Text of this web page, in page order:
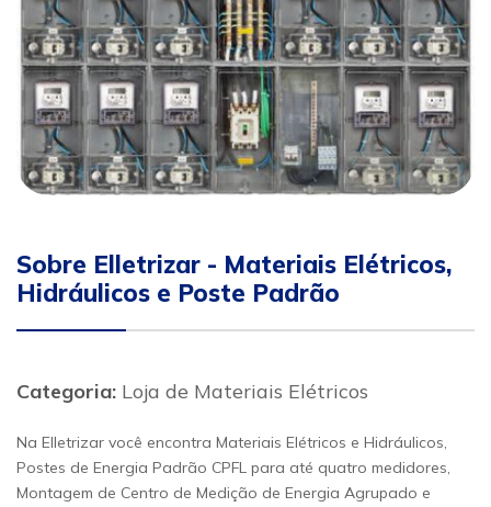
Sobre Elletrizar - Materiais Elétricos,
Hidráulicos e Poste Padrão
Categoria: Loja de Materiais Elétricos
Na Elletrizar você encontra Materiais Elétricos e Hidráulicos,
Postes de Energia Padrão CPFL para até quatro medidores,
Montagem de Centro de Medição de Energia Agrupado e